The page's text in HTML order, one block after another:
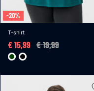
-20%
T-shirt
Price reduced from
€ 19,99
€ 15,99